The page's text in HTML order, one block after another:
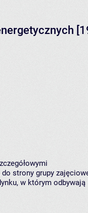
strony grupy
w którym odbywają